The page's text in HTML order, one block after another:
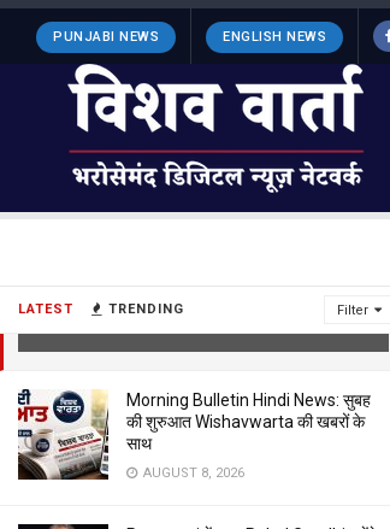
LATEST TRENDING Filter
Morning Bulletin Hindi News: सुबह
की शुरुआत Wishavwarta की खबरों के
साथ
AUGUST 8, 2026
PUNJABI NEWS ENGLISH NEWS